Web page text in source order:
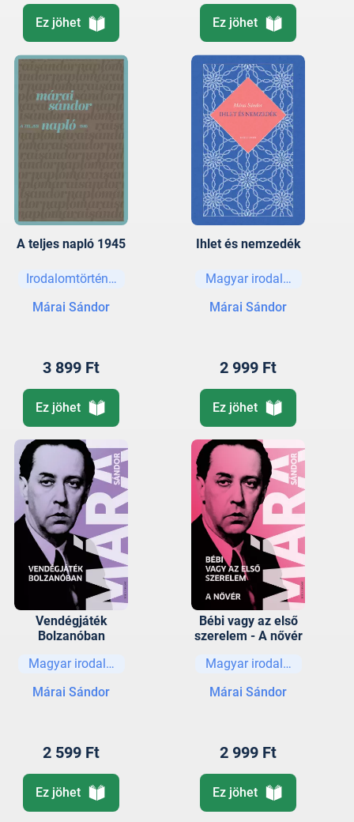
Ez jöhet Ez jöhet
A teljes napló 1945
Irodalomtörténet
Márai Sándor
3 899 Ft
Ez jöhet
Ihlet és nemzedék
Magyar irodalom
Márai Sándor
2 999 Ft
Ez jöhet
Vendégjáték
Bolzanóban
Magyar irodalom
Márai Sándor
2 599 Ft
Ez jöhet
Bébi vagy az első
szerelem - A nővér
Magyar irodalom
Márai Sándor
2 999 Ft
Ez jöhet